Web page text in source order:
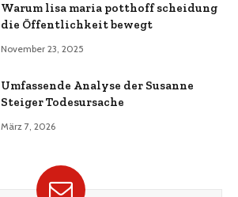
Warum lisa maria potthoff scheidung
die Öffentlichkeit bewegt
November 23, 2025
Umfassende Analyse der Susanne
Steiger Todesursache
März 7, 2026